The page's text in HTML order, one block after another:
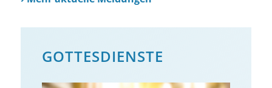
GOTTES­DIENSTE